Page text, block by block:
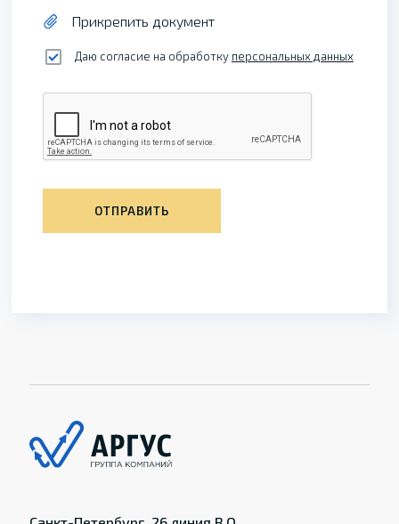
Прикрепить документ
Даю согласие на обработку персональных данных
ОТПРАВИТЬ